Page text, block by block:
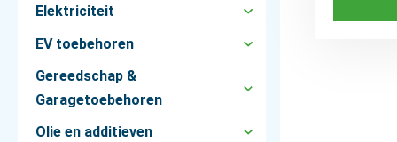
Elektriciteit
EV toebehoren
Gereedschap &
Garagetoebehoren
Olie en additieven